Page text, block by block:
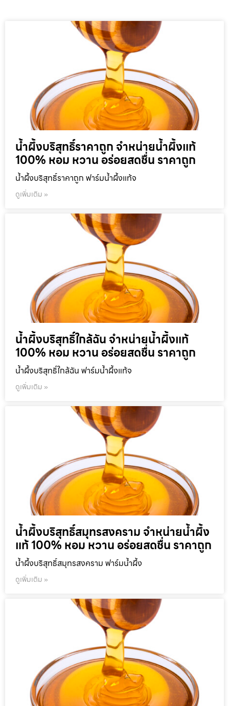
น้ำผึ้งบริสุทธิ์ราคาถูก จำหน่ายน้ำผึ้งแท้
100% หอม หวาน อร่อยสดชื่น ราคาถูก
น้ำผึ้งบริสุทธิ์ราคาถูก ฟาร์มน้ำผึ้งแท้จ
ดูเพิ่มเติม »
น้ำผึ้งบริสุทธิ์ใกล้ฉัน จำหน่ายน้ำผึ้งแท้
100% หอม หวาน อร่อยสดชื่น ราคาถูก
น้ำผึ้งบริสุทธิ์ใกล้ฉัน ฟาร์มน้ำผึ้งแท้จ
ดูเพิ่มเติม »
น้ำผึ้งบริสุทธิ์สมุทรสงคราม จำหน่ายน้ำผึ้ง
แท้ 100% หอม หวาน อร่อยสดชื่น ราคาถูก
น้ำผึ้งบริสุทธิ์สมุทรสงคราม ฟาร์มน้ำผึ้ง
ดูเพิ่มเติม »